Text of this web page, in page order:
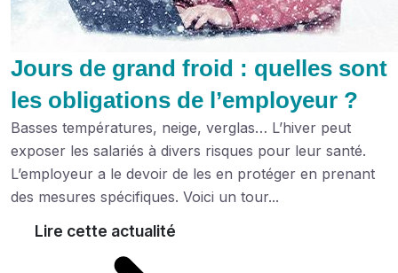
Jours de grand froid : quelles sont
les obligations de l’employeur ?
Basses températures, neige, verglas… L’hiver peut
exposer les salariés à divers risques pour leur santé.
L’employeur a le devoir de les en protéger en prenant
des mesures spécifiques. Voici un tour...
Lire cette actualité